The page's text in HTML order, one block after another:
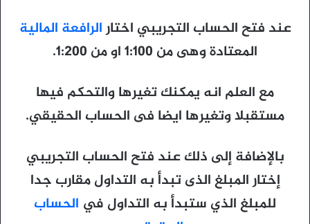
عند فتح الحساب التجريبي اختارالرافعة المالية
المعتادة وهى من 1:100 او من 1:200.
مع العلم انه يمكنك تغيرها والتحكم فيها
مستقبلا وتغيرها ايضا فى الحساب الحقيقي.
بالإضافة إلى ذلك عند فتح الحساب التجريبي
إختار المبلغ الذى تبدأ به التداول مقارب جدا
للمبلغ الذي ستبدأ به التداول في الحساب